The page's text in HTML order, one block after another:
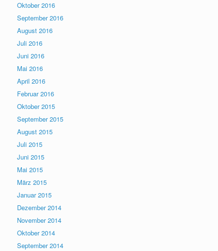
Oktober 2016
September 2016
August 2016
Juli 2016
Juni 2016
Mai 2016
April 2016
Februar 2016
Oktober 2015
September 2015
August 2015
Juli 2015
Juni 2015
Mai 2015
März 2015
Januar 2015
Dezember 2014
November 2014
Oktober 2014
September 2014